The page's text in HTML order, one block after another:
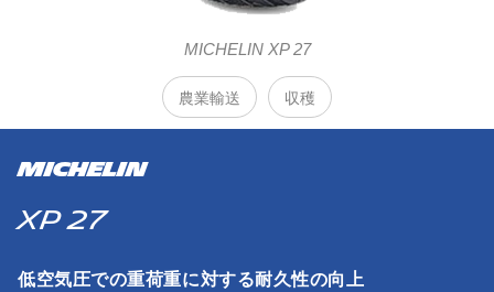
MICHELIN XP 27
農業輸送 収穫
MICHELIN
XP 27​
低空気圧での重荷重に対する耐久性の向上